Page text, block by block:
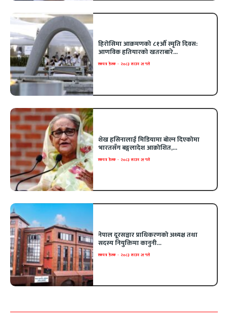
हिरोसिमा आक्रमणको ८१औँ स्मृति दिवस:
आणविक हतियारको खतराबारे...
एकपत्र डेस्क - २०८३ साउन २१ गते
शेख हसिनालाई मिडियामा बोल्न दिएकोमा
भारतसँग बङ्गलादेश आक्रोशित,...
एकपत्र डेस्क - २०८३ साउन २१ गते
नेपाल दूरसञ्चार प्राधिकरणको अध्यक्ष तथा
सदस्य नियुक्तिमा कानुनी...
एकपत्र डेस्क - २०८३ साउन २१ गते